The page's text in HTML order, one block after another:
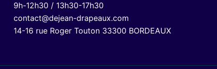
9h-12h30 / 13h30-17h30
contact@dejean-drapeaux.com
14-16 rue Roger Touton 33300 BORDEAUX